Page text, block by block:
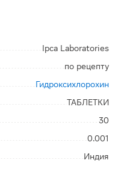
Ipca Laboratories
по рецепту
Гидроксихлорохин
ТАБЛЕТКИ
30
0.001
Индия